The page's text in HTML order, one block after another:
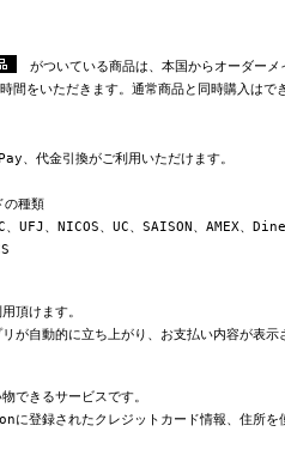
がついている商品は、本国からオーダーメ
間をいただきます。通常商品と同時購入はで
、代金引換がご利用いただけます。
の種類
UFJ、NICOS、UC、SAISON、AMEX、
頂けます。
が自動的に立ち上がり、お支払い内容が表示
できるサービスです。
に登録されたクレジットカード情報、住所を